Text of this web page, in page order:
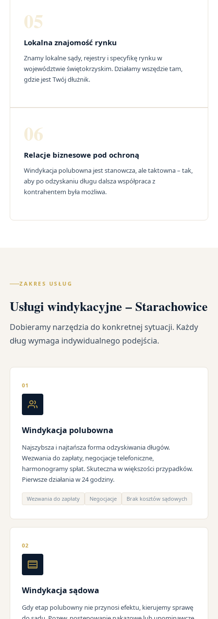
05
Lokalna znajomość rynku
Znamy lokalne sądy, rejestry i specyfikę rynku w
województwie świętokrzyskim. Działamy wszędzie tam,
gdzie jest Twój dłużnik.
06
Relacje biznesowe pod ochroną
Windykacja polubowna jest stanowcza, ale taktowna – tak,
aby po odzyskaniu długu dalsza współpraca z
kontrahentem była możliwa.
ZAKRES USŁUG
Usługi windykacyjne – Starachowice
Dobieramy narzędzia do konkretnej sytuacji. Każdy
dług wymaga indywidualnego podejścia.
01
Windykacja polubowna
Najszybsza i najtańsza forma odzyskiwania długów.
Wezwania do zapłaty, negocjacje telefoniczne,
harmonogramy spłat. Skuteczna w większości przypadków.
Pierwsze działania w 24 godziny.
Wezwania do zapłaty Negocjacje Brak kosztów sądowych
02
Windykacja sądowa
Gdy etap polubowny nie przynosi efektu, kierujemy sprawę